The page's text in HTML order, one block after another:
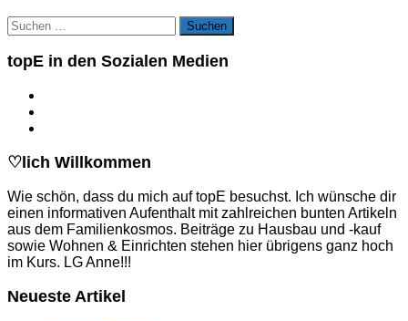
Suchen
nach:
topE in den Sozialen Medien
♡lich Willkommen
Wie schön, dass du mich auf topE besuchst. Ich wünsche dir
einen informativen Aufenthalt mit zahlreichen bunten Artikeln
aus dem Familienkosmos. Beiträge zu Hausbau und -kauf
sowie Wohnen & Einrichten stehen hier übrigens ganz hoch
im Kurs. LG Anne!!!
Neueste Artikel